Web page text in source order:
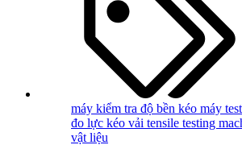
máy kiểm tra độ bền kéo máy
đo lực kéo vải tensile testing
vật liệu